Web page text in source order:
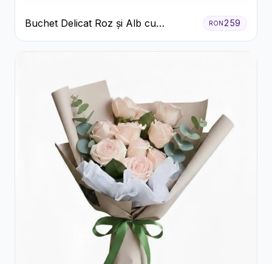
Buchet Delicat Roz și Alb cu
Trandafiri și Lisianthus
RON259